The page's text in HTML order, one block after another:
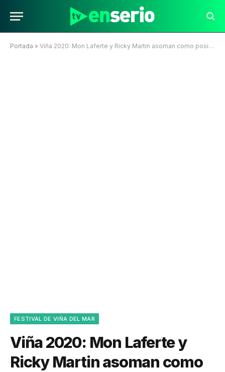
Portada » Viña 2020: Mon Laferte y Ricky Martin asoman como posibles cartas
FESTIVAL DE VIÑA DEL MAR
Viña 2020: Mon Laferte y
Ricky Martin asoman como